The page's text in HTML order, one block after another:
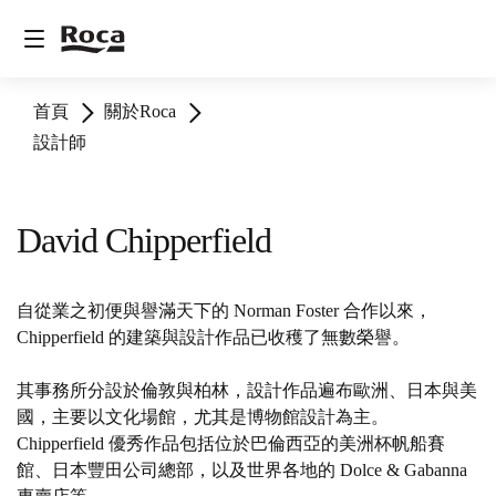
首頁
關於Roca
設計師
David Chipperfield
自從業之初便與譽滿天下的 Norman Foster 合作以來，
Chipperfield 的建築與設計作品已收穫了無數榮譽。
其事務所分設於倫敦與柏林，設計作品遍布歐洲、日本與美
國，主要以文化場館，尤其是博物館設計為主。
Chipperfield 優秀作品包括位於巴倫西亞的美洲杯帆船賽
館、日本豐田公司總部，以及世界各地的 Dolce & Gabanna